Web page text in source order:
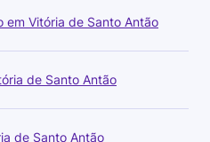
em Vitória de Santo Antão
de Santo Antão
de Santo Antão